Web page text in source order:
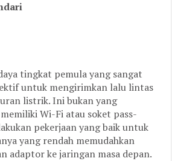
tingkat pemula yang sangat
untuk mengirimkan lalu lintas
listrik. Ini bukan yang
Wi-Fi atau soket pass-
pekerjaan yang baik untuk
yang rendah memudahkan
adaptor ke jaringan masa depan.